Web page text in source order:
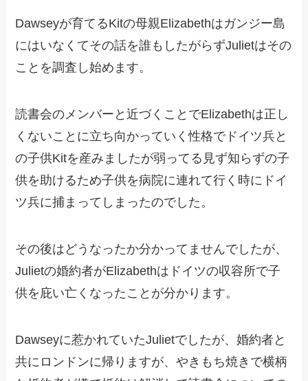
Dawseyが育てるKitの母親Elizabethはガンジー島
にはいなくてその話を誰もしたがらずJulietはその
ことを調査し始めます。
読書会のメンバーと近づくことでElizabethは正し
くないことに立ち向かっていく性格でドイツ兵と
の子供Kitを産みましたが弱ってる見ず知らずの子
供を助けるため子供を病院に連れて行く時にドイ
ツ兵に捕まってしまったのでした。
その後はどうなったか分かってませんでしたが、
Julietの婚約者がElizabethはドイツの収容所で子
供を庇い亡くなったことが分かります。
Dawseyに惹かれていたJulietでしたが、婚約者と
共にロンドンに帰りますが、やきもち焼きで横柄